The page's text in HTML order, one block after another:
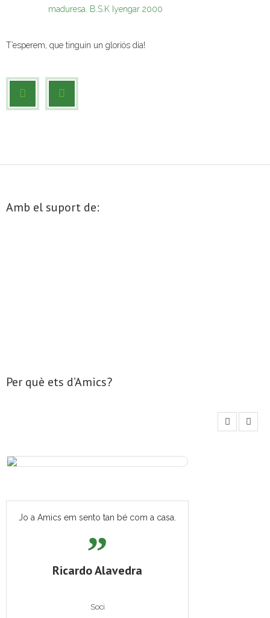
- Concurs Montserrat Alavedra
Literatura i debat
maduresa. B.S.K Iyengar 2000
T’esperem, que tinguin un gloriós dia!
Amb el suport de:
Per què ets d’Amics?
Jo a Amics em sento tan bé com a casa.
Ricardo Alavedra
Soci